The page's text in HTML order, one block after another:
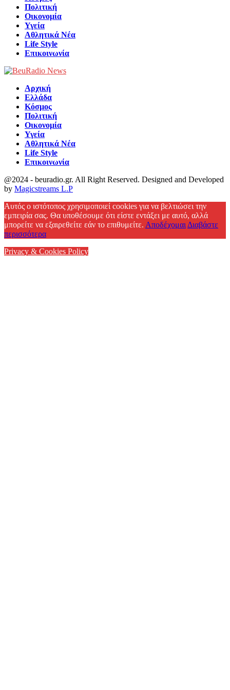
Πολιτική
Οικονομία
Υγεία
Αθλητικά Νέα
Life Style
Επικοινωνία
Αρχική
Ελλάδα
Κόσμος
Πολιτική
Οικονομία
Υγεία
Αθλητικά Νέα
Life Style
Επικοινωνία
@2024 - beuradio.gr. All Right Reserved. Designed and Developed
by Magicstreams L.P
Αυτός ο ιστότοπος χρησιμοποιεί cookies για να βελτιώσει την
εμπειρία σας. Θα υποθέσουμε ότι είστε εντάξει με αυτό, αλλά
μπορείτε να εξαιρεθείτε εάν το επιθυμείτε. Αποδέχομαι Διαβάστε
περισσότερα
Privacy & Cookies Policy